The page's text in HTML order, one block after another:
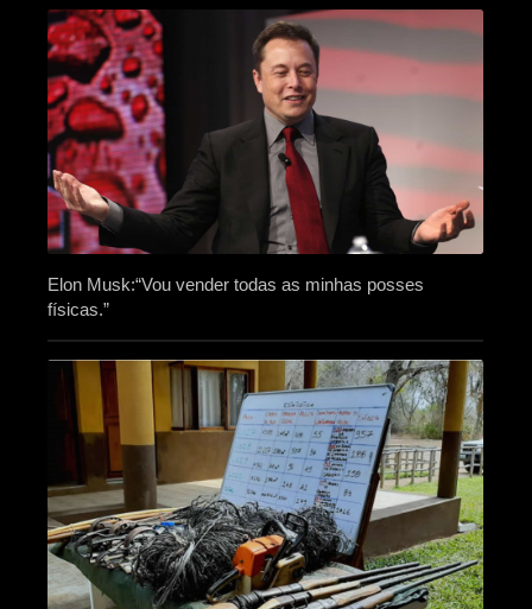
Elon Musk:“Vou vender todas as minhas posses
físicas.”